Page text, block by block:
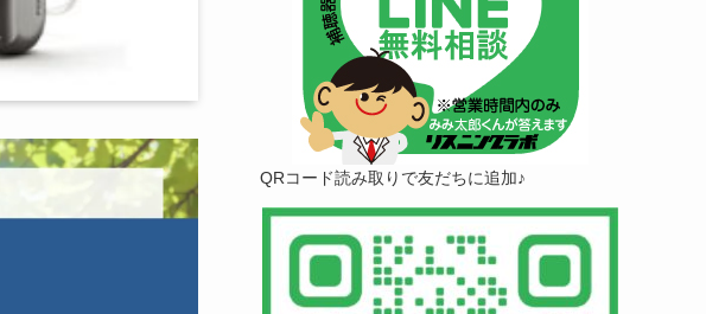
QRコード読み取りで友だちに追加♪